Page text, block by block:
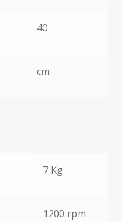
40
cm
7 Kg
1200 rpm